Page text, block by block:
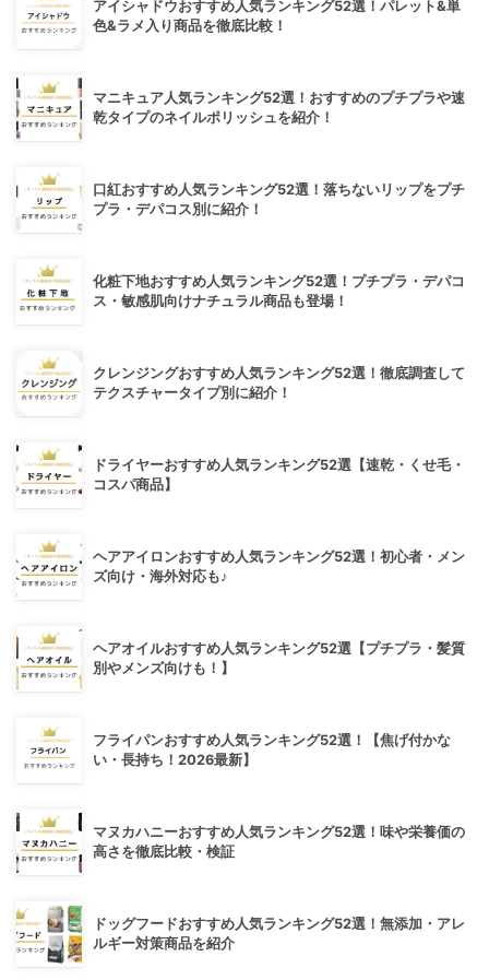
アイシャドウおすすめ人気ランキング52選！パレット&単
色&ラメ入り商品を徹底比較！
マニキュア人気ランキング52選！おすすめのプチプラや速
乾タイプのネイルポリッシュを紹介！
口紅おすすめ人気ランキング52選！落ちないリップをプチ
プラ・デパコス別に紹介！
化粧下地おすすめ人気ランキング52選！プチプラ・デパコ
ス・敏感肌向けナチュラル商品も登場！
クレンジングおすすめ人気ランキング52選！徹底調査して
テクスチャータイプ別に紹介！
ドライヤーおすすめ人気ランキング52選【速乾・くせ毛・
コスパ商品】
ヘアアイロンおすすめ人気ランキング52選！初心者・メン
ズ向け・海外対応も♪
ヘアオイルおすすめ人気ランキング52選【プチプラ・髪質
別やメンズ向けも！】
フライパンおすすめ人気ランキング52選！【焦げ付かな
い・長持ち！2026最新】
マヌカハニーおすすめ人気ランキング52選！味や栄養価の
高さを徹底比較・検証
ドッグフードおすすめ人気ランキング52選！無添加・アレ
ルギー対策商品を紹介